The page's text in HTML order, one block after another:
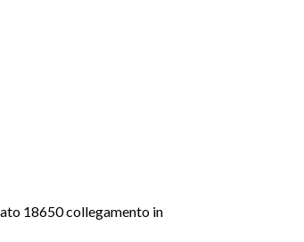
18650 collegamento in